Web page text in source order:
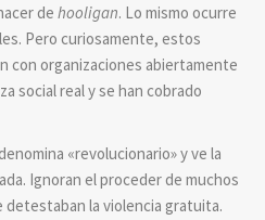
de hooligan. Lo mismo ocurre
Pero curiosamente, estos
con organizaciones abiertamente
social real y se han cobrado
«revolucionario» y ve la
Ignoran el proceder de muchos
la violencia gratuita.